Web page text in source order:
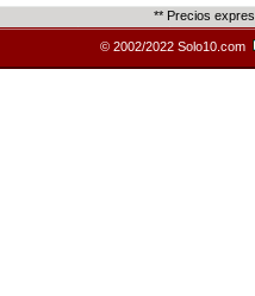
** Precios
© 2002/2022 Solo10.com